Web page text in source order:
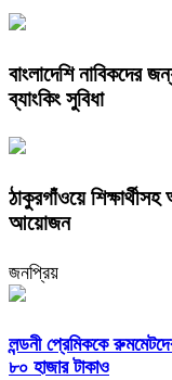
বাংলাদেশি নাবিকদের
ব্যাংকিং সুবিধা
ঠাকুরগাঁওয়ে
আয়োজন
জনপ্রিয়
লন্ডনী প্রেমিককে
৮০ হাজার টাকাও